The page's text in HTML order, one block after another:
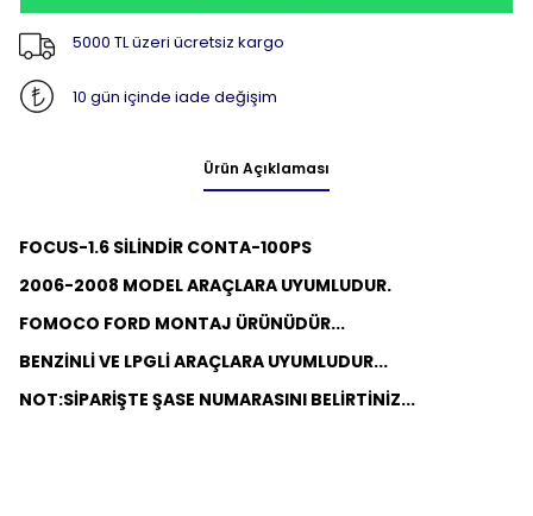
5000 TL üzeri ücretsiz kargo
10 gün içinde iade değişim
Ürün Açıklaması
FOCUS-1.6 SİLİNDİR CONTA-100PS
2006-2008 MODEL ARAÇLARA UYUMLUDUR.
FOMOCO FORD MONTAJ ÜRÜNÜDÜR...
BENZİNLİ VE LPGLİ ARAÇLARA UYUMLUDUR...
NOT:SİPARİŞTE ŞASE NUMARASINI BELİRTİNİZ...